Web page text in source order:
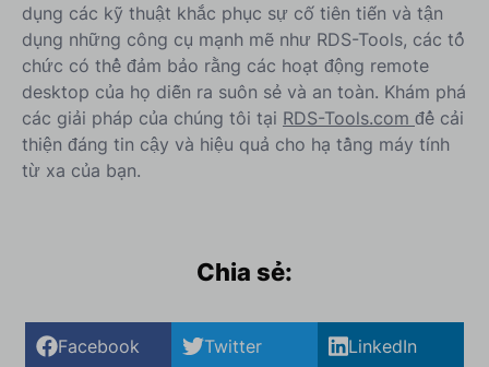
dụng các kỹ thuật khắc phục sự cố tiên tiến và tận
dụng những công cụ mạnh mẽ như RDS-Tools, các tổ
chức có thể đảm bảo rằng các hoạt động remote
desktop của họ diễn ra suôn sẻ và an toàn. Khám phá
các giải pháp của chúng tôi tại RDS-Tools.com để cải
thiện đáng tin cậy và hiệu quả cho hạ tầng máy tính
từ xa của bạn.
Chia sẻ:
Facebook Twitter LinkedIn